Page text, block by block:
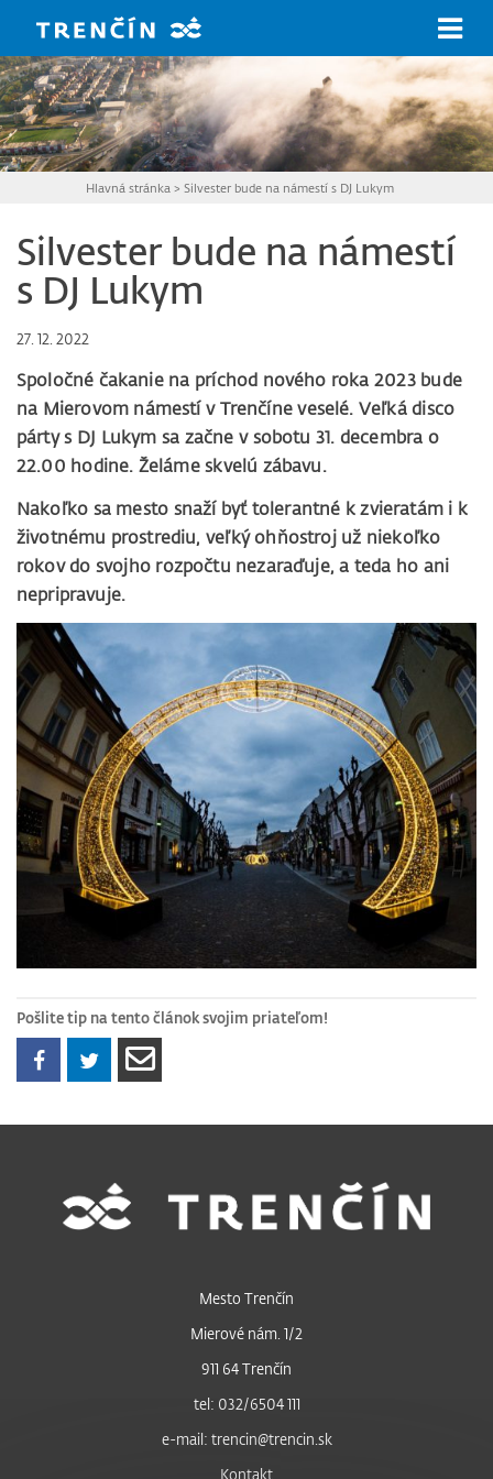
Hlavná stránka >Silvester bude na námestí s DJ Lukym
Silvester bude na námestí
s DJ Lukym
27. 12. 2022
Spoločné čakanie na príchod nového roka 2023 bude
na Mierovom námestí v Trenčíne veselé. Veľká disco
párty s DJ Lukym sa začne v sobotu 31. decembra o
22.00 hodine. Želáme skvelú zábavu.
Nakoľko sa mesto snaží byť tolerantné k zvieratám i k
životnému prostrediu, veľký ohňostroj už niekoľko
rokov do svojho rozpočtu nezaraďuje, a teda ho ani
nepripravuje.
Pošlite tip na tento článok svojim priateľom!
Mesto Trenčín
Mierové nám. 1/2
911 64 Trenčín
tel: 032/6504 111
e-mail: trencin@trencin.sk
Kontakt